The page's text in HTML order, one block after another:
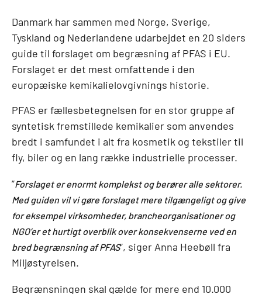
Danmark har sammen med Norge, Sverige,
Tyskland og Nederlandene udarbejdet en 20 siders
guide til forslaget om begræsning af PFAS i EU.
Forslaget er det mest omfattende i den
europæiske kemikalielovgivnings historie.
PFAS er fællesbetegnelsen for en stor gruppe af
syntetisk fremstillede kemikalier som anvendes
bredt i samfundet i alt fra kosmetik og tekstiler til
fly, biler og en lang række industrielle processer.
”Forslaget er enormt komplekst og berører alle sektorer.
Med guiden vil vi gøre forslaget mere tilgængeligt og give
for eksempel virksomheder, brancheorganisationer og
NGO’er et hurtigt overblik over konsekvenserne ved en
bred begrænsning af PFAS”, siger Anna Heebøll fra
Miljøstyrelsen.
Begrænsningen skal gælde for mere end 10.000